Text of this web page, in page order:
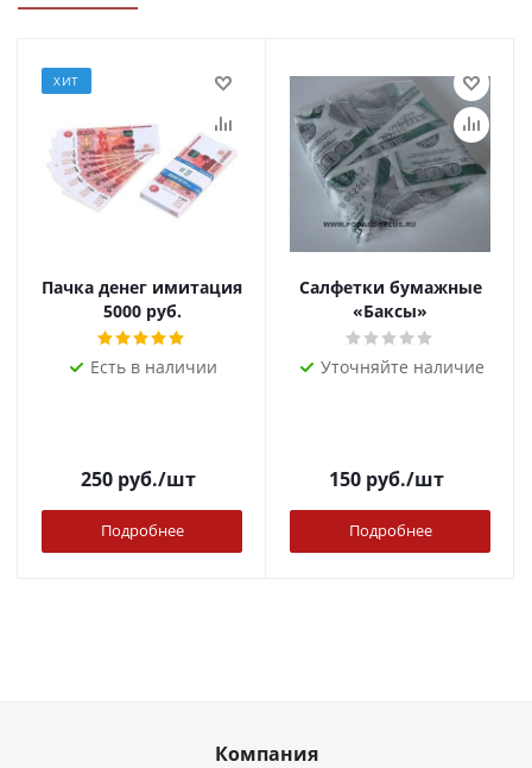
ХИТ
Пачка денег имитация
5000 руб.
Есть в наличии
250руб./шт
Подробнее
Салфетки бумажные
«Баксы»
Уточняйте наличие
150руб./шт
Подробнее
Компания